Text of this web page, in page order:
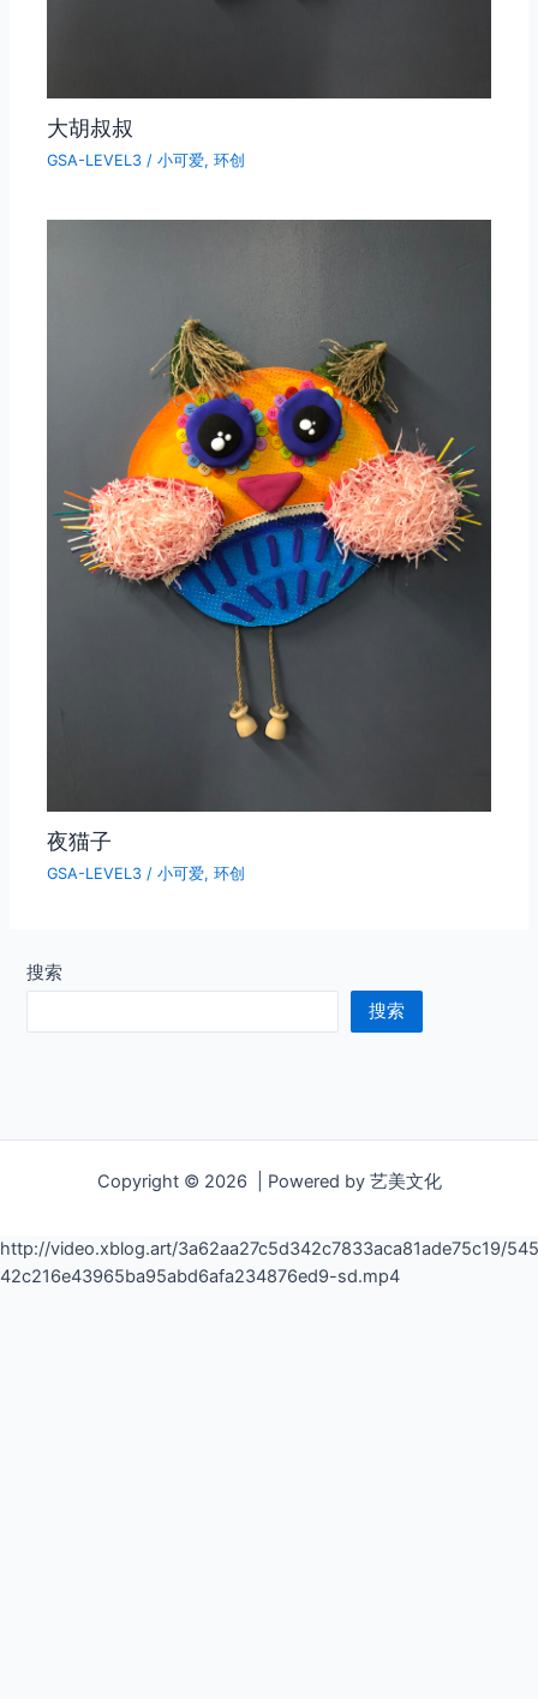
大胡叔叔
GSA-LEVEL3 /小可爱,环创
夜猫子
GSA-LEVEL3 /小可爱,环创
搜索
搜索
Copyright © 2026 | Powered by 艺美文化
http://video.xblog.art/3a62aa27c5d342c7833aca81ade75c19/
42c216e43965ba95abd6afa234876ed9-sd.mp4